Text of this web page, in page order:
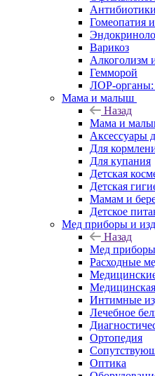
Гомеопатия
Варикоз
Алкоголизм
Гемморой
ЛОР-органы:
Мама и малыш
Назад
Мама и
Аксессуары
Для
Для купания
Детская
Детская
Мамам и
Детское
Мед приборы и
Назад
Мед
Расходные
Интимные
Лечебное
Ортопедия
Оптика